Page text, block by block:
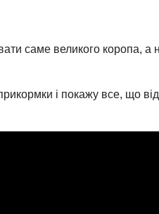
саме великого коропа, а
і покажу все, що